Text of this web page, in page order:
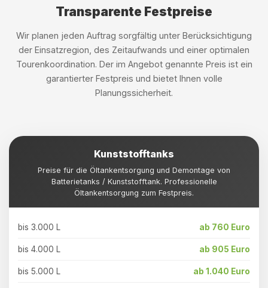
Transparente Festpreise
Wir planen jeden Auftrag sorgfältig unter Berücksichtigung
der Einsatzregion, des Zeitaufwands und einer optimalen
Tourenkoordination. Der im Angebot genannte Preis ist ein
garantierter Festpreis und bietet Ihnen volle
Planungssicherheit.
Kunststofftanks
Preise für die Öltankentsorgung und Demontage von
Batterietanks / Kunststofftank. Professionelle
Öltankentsorgung zum Festpreis.
bis 3.000 L ab 760 Euro
bis 4.000 L ab 905 Euro
bis 5.000 L ab 1.040 Euro